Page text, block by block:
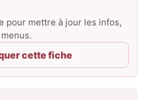
pour mettre à jour les infos,
cette fiche